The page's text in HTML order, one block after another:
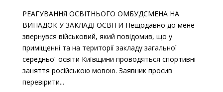
РЕАГУВАННЯ ОСВІТНЬОГО ОМБУДСМЕНА НА
ВИПАДОК У ЗАКЛАДІ ОСВІТИ Нещодавно до мене
звернувся військовий, який повідомив, що у
приміщенні та на території закладу загальної
середньої освіти Київщини проводяться спортивні
заняття російською мовою. Заявник просив
перевірити...